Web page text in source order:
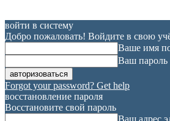
войти в систему
Добро пожаловать! Войдите в свою
Ваше имя
Ваш пароль
Forgot your password? Get help
восстановление пароля
Восстановите свой пароль
Ваш адрес